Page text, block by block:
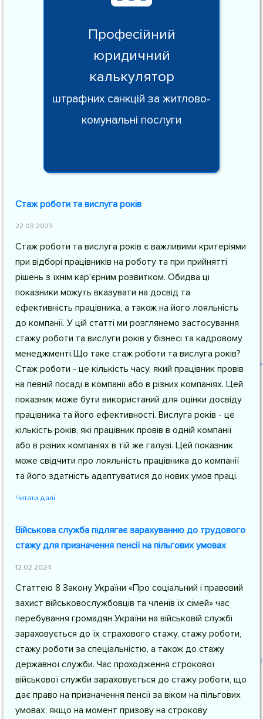
Професійний
юридичний
калькулятор
штрафних санкцій за житлово-
комунальні послуги
Стаж роботи та вислуга років
22.03.2023
Стаж роботи та вислуга років є важливими критеріями
при відборі працівників на роботу та при прийнятті
рішень з їхнім кар'єрним розвитком. Обидва ці
показники можуть вказувати на досвід та
ефективність працівника, а також на його лояльність
до компанії. У цій статті ми розглянемо застосування
стажу роботи та вислуги років у бізнесі та кадровому
менеджменті.Що таке стаж роботи та вислуга років?
Стаж роботи - це кількість часу, який працівник провів
на певній посаді в компанії або в різних компаніях. Цей
показник може бути використаний для оцінки досвіду
працівника та його ефективності. Вислуга років - це
кількість років, які працівник провів в одній компанії
або в різних компаніях в тій же галузі. Цей показник
може свідчити про лояльність працівника до компанії
та його здатність адаптуватися до нових умов праці.
Читати далі
Військова служба підлягає зарахуванню до трудового
стажу для призначення пенсії на пільгових умовах
12.02.2024
Статтею 8 Закону України «Про соціальний і правовий
захист військовослужбовців та членів їх сімей» час
перебування громадян України на військовій службі
зараховується до їх страхового стажу, стажу роботи,
стажу роботи за спеціальністю, а також до стажу
державної служби. Час проходження строкової
військової служби зараховується до стажу роботи, що
дає право на призначення пенсії за віком на пільгових
умовах, якщо на момент призову на строкову